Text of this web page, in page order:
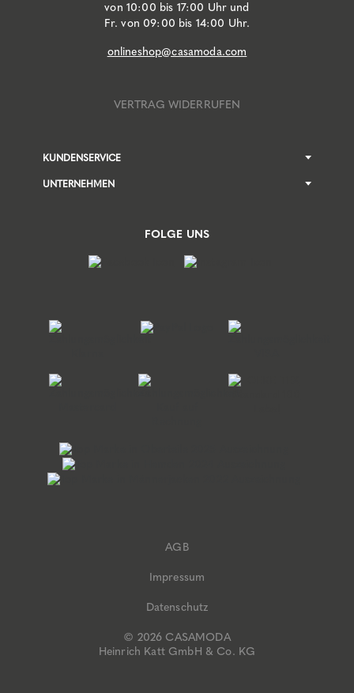
von 10:00 bis 17:00 Uhr und
Fr. von 09:00 bis 14:00 Uhr.
onlineshop@casamoda.com
VERTRAG WIDERRUFEN
KUNDENSERVICE
UNTERNEHMEN
FOLGE UNS
© 2026 CASAMODA
Heinrich Katt GmbH & Co. KG
AGB
Impressum
Datenschutz